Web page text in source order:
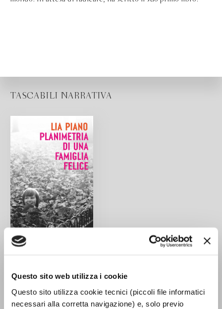
Questo sito web utilizza i cookie
Questo sito utilizza cookie tecnici (piccoli file informatici
necessari alla corretta navigazione) e, solo previo
TASCABILI NARRATIVA
Lia Piano